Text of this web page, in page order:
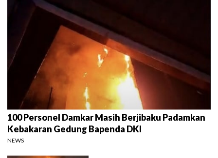
100 Personel Damkar Masih Berjibaku Padamkan
Kebakaran Gedung Bapenda DKI
NEWS